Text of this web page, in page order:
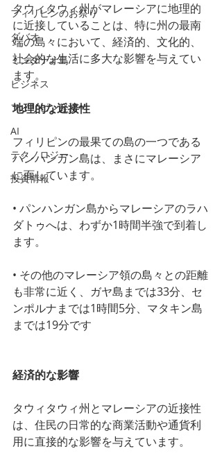
フィリピンのお祭り
ダバオ
ミンダナオ島
ビジネス
フィリピン経済
AI
テクノロジー
投資情報
タウィタウィ州がマレーシアに地理的
に近接していることは、特に州の最南
端の島々において、経済的、文化的、
社会的な生活に多大な影響を与えてい
ます。
地理的な近接性
フィリピンの最果ての島の一つである
パンハンガン島は、まさにマレーシア
に面しています。
• パンハンガン島からマレーシアのラハ
ダトゥへは、わずか1時間半強で到着し
ます。
• その他のマレーシア領の島々との距離
も非常に近く、ガヤ島までは33分、セ
ンポルナまでは1時間5分、マタキン島
までは19分です
経済的な影響
タウィタウィ州とマレーシアの近接性
は、住民の日常的な商業活動や通貨利
用に直接的な影響を与えています。